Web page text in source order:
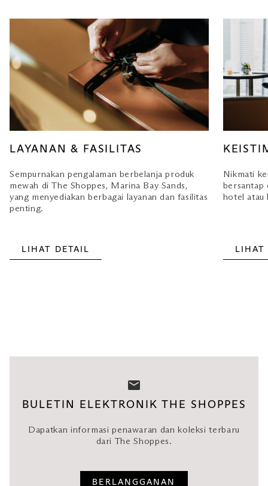
LAYANAN & FASILITAS
Sempurnakan pengalaman berbelanja produk
mewah di The Shoppes, Marina Bay Sands,
yang menyediakan berbagai layanan dan fasilitas
penting.
LIHAT DETAIL
Nikmati
bersantap
hotel atau
LIHAT
BULETIN ELEKTRONIK THE SHOPPES
Dapatkan informasi penawaran dan koleksi terbaru
dari The Shoppes.
BERLANGGANAN